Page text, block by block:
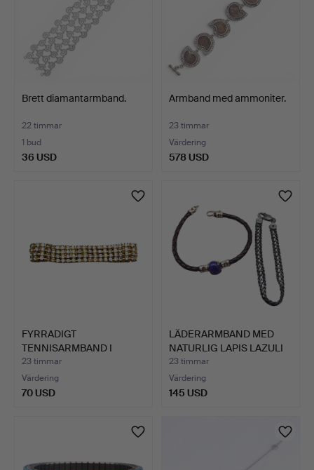
Brett diamantarmband.
22 timmar
1 bud
36 USD
Armband med ammoniter.
23 timmar
Värdering
578 USD
FYRRADIGT
TENNISARMBAND I
METALL, INFATTAT…
23 timmar
Värdering
70 USD
LÄDERARMBAND MED
NATURLIG LAPIS LAZULI
OCH…
23 timmar
Värdering
145 USD